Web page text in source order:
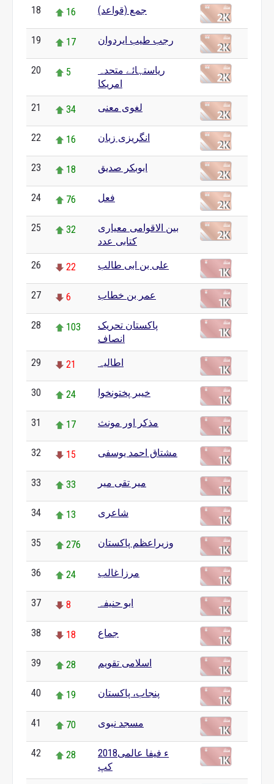
18 16 جمع (قواعد)
19 17 رجب طیب ایردوان
20 5
ریاستہائے متحدہ
امریکا
21 34 لغوی معنی
22 16 انگریزی زبان
23 18 ابوبکر صدیق
24 76 فعل
25 32
بین الاقوامی معیاری
کتابی عدد
26 22 علی بن ابی طالب
27 6 عمر بن خطاب
28 103
پاکستان تحریک
انصاف
29 21 اطالیہ
30 24 خیبر پختونخوا
31 17 مذکر اور مونث
32 15 مشتاق احمد یوسفی
33 33 مير تقی میر
34 13 شاعری
35 276 وزیراعظم پاکستان
36 24 مرزا غالب
37 8 ابو حنیفہ
38 18 جماع
39 28 اسلامی تقویم
40 19 پنجاب، پاکستان
41 70 مسجد نبوی
42 28
2018ء فیفا عالمی
کپ